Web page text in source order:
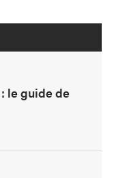
le guide de